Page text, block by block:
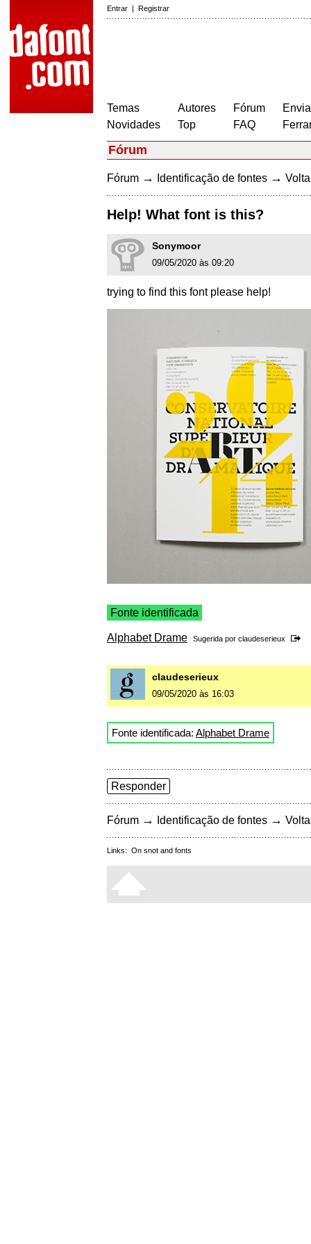
Entrar | Registrar
Temas
Novidades
Autores
Top
Fórum
FAQ
Fórum
Fórum → Identificação de fontes →
Help! What font is this?
Sonymoor
09/05/2020 às 09:20
trying to find this font please help!
Fonte identificada
Alphabet Drame Sugerida por claudeserieux
claudeserieux
09/05/2020 às 16:03
Fonte identificada: Alphabet Drame
Responder
Fórum → Identificação de fontes →
Links: On snot and fonts